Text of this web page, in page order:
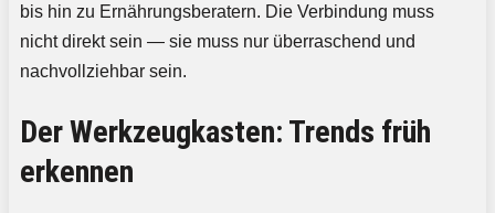
bis hin zu Ernährungsberatern. Die Verbindung muss
nicht direkt sein — sie muss nur überraschend und
nachvollziehbar sein.
Der Werkzeugkasten: Trends früh
erkennen